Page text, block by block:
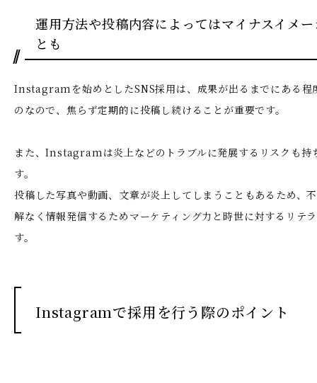
運用方法や投稿内容によってはマイナスイメ
とも
Instagramを始めとしたSNS採用は、成果が出るまでにある程
のなので、焦らず定期的に投稿し続けることが重要です。
また、Instagramは炎上などのトラブルに発展するリスクも持
す。
投稿した写真や動画、文章が炎上してしまうこともあるため、
解なく情報発信するためマーケティング力と時世に対するリテ
す。
Instagramで採用を行う際のポイント